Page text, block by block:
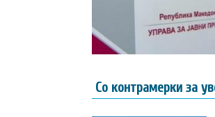
Со контрамерки за